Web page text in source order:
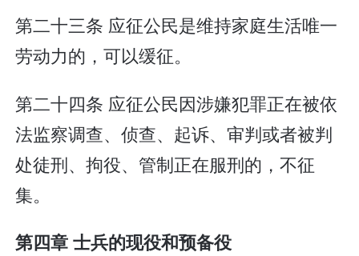
第二十三条 应征公民是维持家庭生活唯一
劳动力的，可以缓征。
第二十四条 应征公民因涉嫌犯罪正在被依
法监察调查、侦查、起诉、审判或者被判
处徒刑、拘役、管制正在服刑的，不征
集。
第四章 士兵的现役和预备役